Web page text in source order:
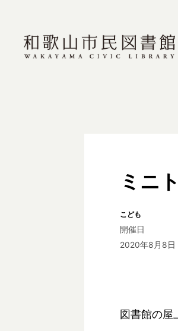
ミニ
こども
開催日
2020年8月8日
図書館の屋